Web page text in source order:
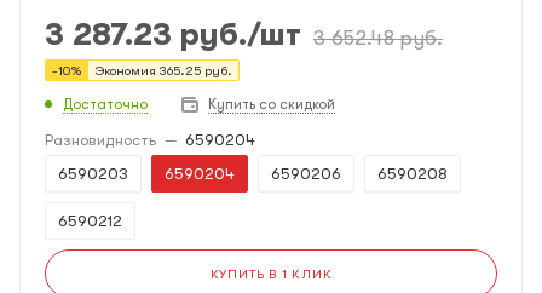
3 287.23 руб./шт 3 652.48руб.
-10% Экономия 365.25 руб.
Достаточно Купить со скидкой
Разновидность — 6590204
6590203
6590204 6590206 6590208
6590212
КУПИТЬ В 1 КЛИК